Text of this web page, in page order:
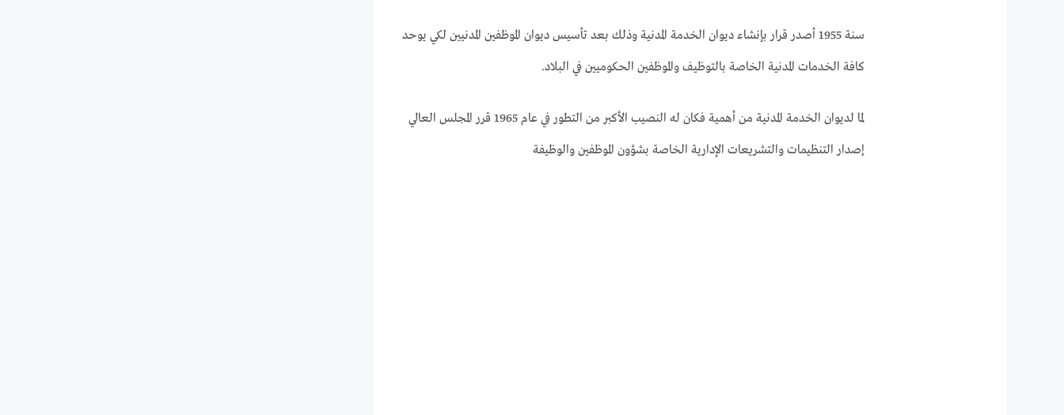
سنة 1955 أصدر قرار بإنشاء ديوان الخدمة المدنية وذلك بعد تأسيس ديوان الموظفين المدنيين لكي يوحد
كافة الخدمات المدنية الخاصة بالتوظيف والموظفين الحكوميين في البلاد.
لما لديوان الخدمة المدنية من أهمية فكان له النصيب الأكبر من التطور في عام 1965 قرر المجلس العالي
إصدار التنظيمات والتشريعات الإدارية الخاصة بشؤون الموظفين والوظيفة